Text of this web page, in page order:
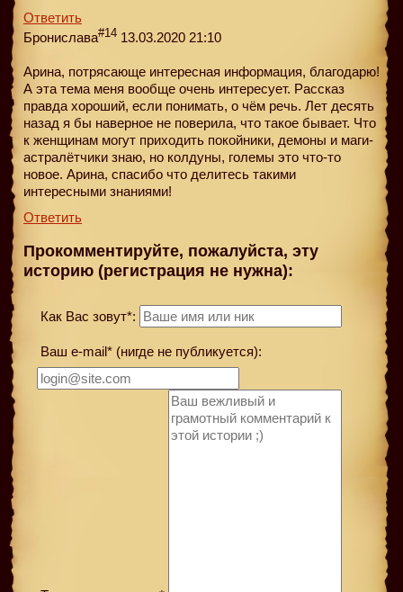
Ответить
Бронислава#14 13.03.2020 21:10
Арина, потрясающе интересная информация, благодарю!
А эта тема меня вообще очень интересует. Рассказ
правда хороший, если понимать, о чём речь. Лет десять
назад я бы наверное не поверила, что такое бывает. Что
к женщинам могут приходить покойники, демоны и маги-
астралётчики знаю, но колдуны, големы это что-то
новое. Арина, спасибо что делитесь такими
интересными знаниями!
Ответить
Прокомментируйте, пожалуйста, эту
историю (регистрация не нужна):
Как Вас зовут*:
Ваш e-mail* (нигде не публикуется):